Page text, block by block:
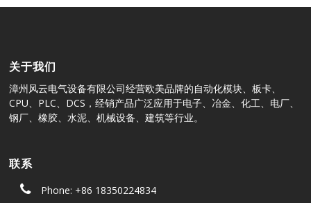
关于我们
漳州风云电气设备有限公司经营欧美品牌的自动化模块、板卡、
CPU、PLC、DCS，经销产品广泛应用于电子、冶金、化工、电厂、
钢厂、橡胶、水泥、机械设备、建筑等行业。
联系
Phone: +86 18350224834